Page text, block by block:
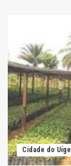
Cidade do Uíge